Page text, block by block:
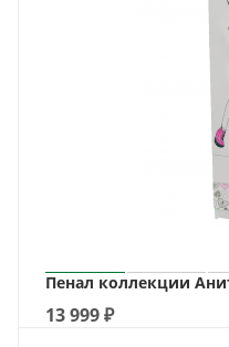
Пенал коллекции
13 999₽